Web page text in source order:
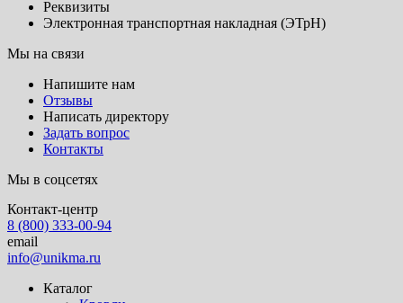
Реквизиты
Электронная транспортная накладная (ЭТрН)
Мы на связи
Напишите нам
Отзывы
Написать директору
Задать вопрос
Контакты
Мы в соцсетях
Контакт-центр
8 (800) 333-00-94
email
info@unikma.ru
Каталог